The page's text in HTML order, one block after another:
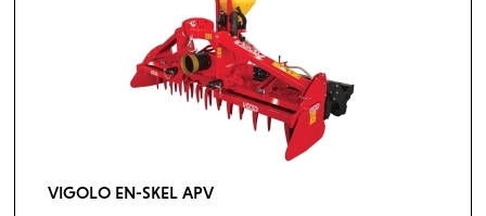
VIGOLO EN-SKEL APV